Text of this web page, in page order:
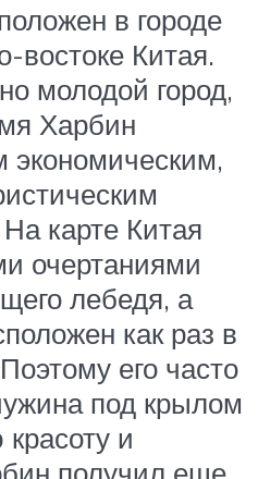
в городе
востоке Китая.
молодой город,
Харбин
экономическим,
карте Китая
очертаниями
лебедя, а
как раз в
его часто
под крылом
и